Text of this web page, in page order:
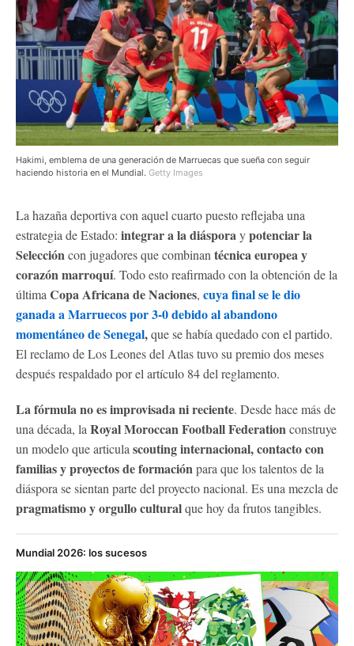
Hakimi, emblema de una generación de Marruecas que sueña con seguir
haciendo historia en el Mundial. Getty Images
La hazaña deportiva con aquel cuarto puesto reflejaba una
estrategia de Estado: integrar a la diásporaypotenciar la
Seleccióncon jugadores que combinan técnica europea y
corazón marroquí. Todo esto reafirmado con la obtención de la
última Copa Africana de Naciones, cuya final se le dio
ganada a Marruecos por 3-0 debido al abandono
momentáneo de Senegal,que se había quedado con el partido.
El reclamo de Los Leones del Atlas tuvo su premio dos meses
después respaldado por el artículo 84 del reglamento.
La fórmula no es improvisada ni reciente. Desde hace más de
una década, la Royal Moroccan Football Federationconstruye
un modelo que articula scouting internacional, contacto con
familias y proyectos de formaciónpara que los talentos de la
diáspora se sientan parte del proyecto nacional. Es una mezcla de
pragmatismo y orgullo culturalque hoy da frutos tangibles.
Mundial 2026: los sucesos